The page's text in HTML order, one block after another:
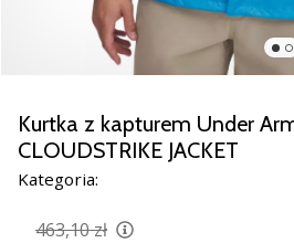
wszystkie
artykuły
Kurtka z kapturem Under
CLOUDSTRIKE JACKET
Kategoria:
463,10 zł